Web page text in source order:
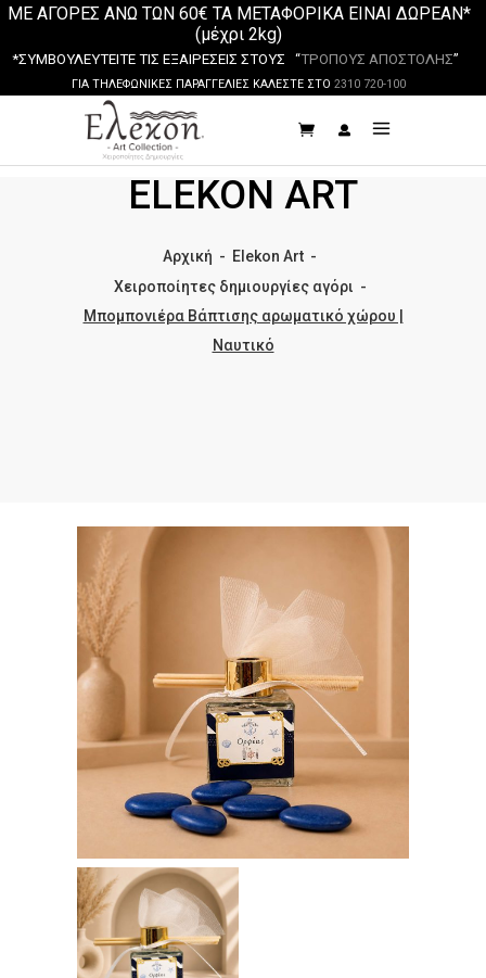
ΜΕ ΑΓΟΡΕΣ ΑΝΩ ΤΩΝ 60€ ΤΑ ΜΕΤΑΦΟΡΙΚΑ ΕΙΝΑΙ ΔΩΡΕΑΝ*
(μέχρι 2kg)
*ΣΥΜΒΟΥΛΕΥΤΕΙΤΕ ΤΙΣ ΕΞΑΙΡΕΣΕΙΣ ΣΤΟΥΣ “ΤΡΟΠΟΥΣ ΑΠΟΣΤΟΛΗΣ”
ΓΙΑ ΤΗΛΕΦΩΝΙΚΕΣ ΠΑΡΑΓΓΕΛΙΕΣ ΚΑΛΕΣΤΕ ΣΤΟ 2310 720-100
ELEKON ART
Αρχική - Elekon Art -
Χειροποίητες δημιουργίες αγόρι -
Μπομπονιέρα Βάπτισης αρωματικό χώρου |
Ναυτικό